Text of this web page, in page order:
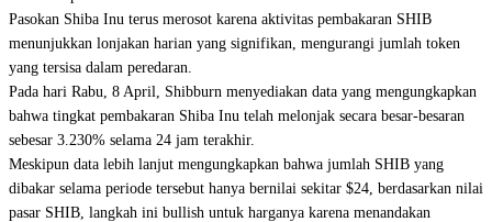
Pasokan Shiba Inu terus merosot karena aktivitas pembakaran SHIB
menunjukkan lonjakan harian yang signifikan, mengurangi jumlah token
yang tersisa dalam peredaran.
Pada hari Rabu, 8 April, Shibburn menyediakan data yang mengungkapkan
bahwa tingkat pembakaran Shiba Inu telah melonjak secara besar-besaran
sebesar 3.230% selama 24 jam terakhir.
Meskipun data lebih lanjut mengungkapkan bahwa jumlah SHIB yang
dibakar selama periode tersebut hanya bernilai sekitar $24, berdasarkan nilai
pasar SHIB, langkah ini bullish untuk harganya karena menandakan